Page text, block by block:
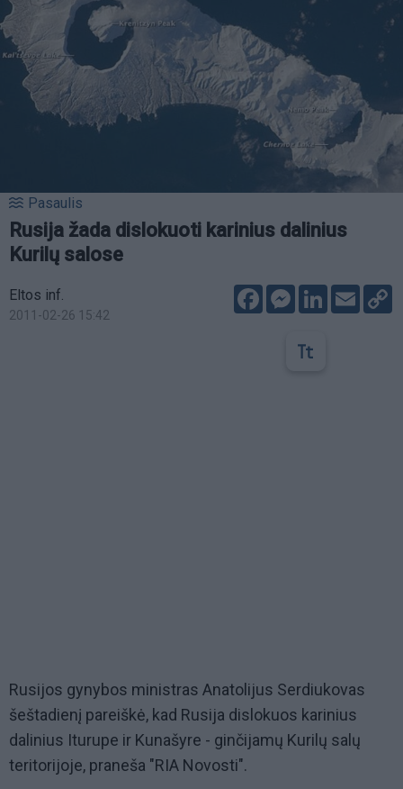
Pasaulis
Rusija žada dislokuoti karinius dalinius
Kurilų salose
Eltos inf.
2011-02-26 15:42
FacebookMessenger
LinkedIn
Email
Rusijos gynybos ministras Anatolijus Serdiukovas
šeštadienį pareiškė, kad Rusija dislokuos karinius
dalinius Iturupe ir Kunašyre - ginčijamų Kurilų salų
teritorijoje, praneša "RIA Novosti".